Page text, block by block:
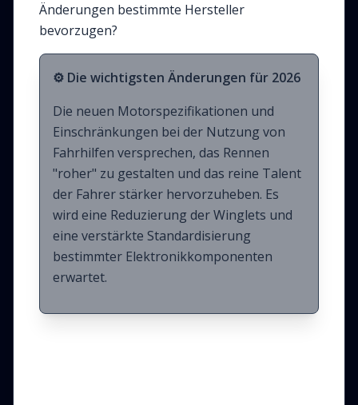
Änderungen bestimmte Hersteller
bevorzugen?
⚙️ Die wichtigsten Änderungen für 2026
Die neuen Motorspezifikationen und
Einschränkungen bei der Nutzung von
Fahrhilfen versprechen, das Rennen
"roher" zu gestalten und das reine Talent
der Fahrer stärker hervorzuheben. Es
wird eine Reduzierung der Winglets und
eine verstärkte Standardisierung
bestimmter Elektronikkomponenten
erwartet.